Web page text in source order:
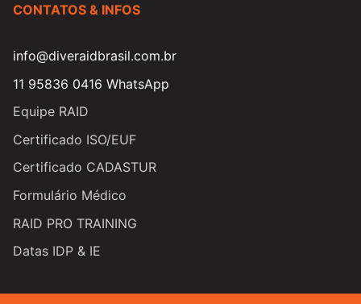
CONTATOS & INFOS
info@diveraidbrasil.com.br
11 95836 0416 WhatsApp
Equipe RAID
Certificado ISO/EUF
Certificado CADASTUR
Formulário Médico
RAID PRO TRAINING
Datas IDP & IE